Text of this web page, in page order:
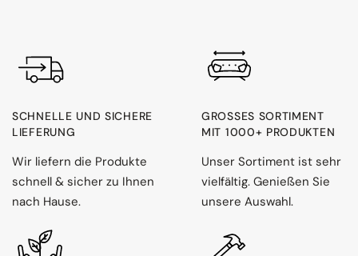
SCHNELLE UND SICHERE
LIEFERUNG
Wir liefern die Produkte
schnell & sicher zu Ihnen
nach Hause.
GROSSES SORTIMENT M
IT 1000+ PRODUKTEN
Unser Sortiment ist sehr
vielfältig. Genießen Sie
unsere Auswahl.